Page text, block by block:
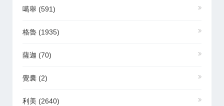
噶舉 (591)
格魯 (1935)
薩迦 (70)
覺囊 (2)
利美 (2640)